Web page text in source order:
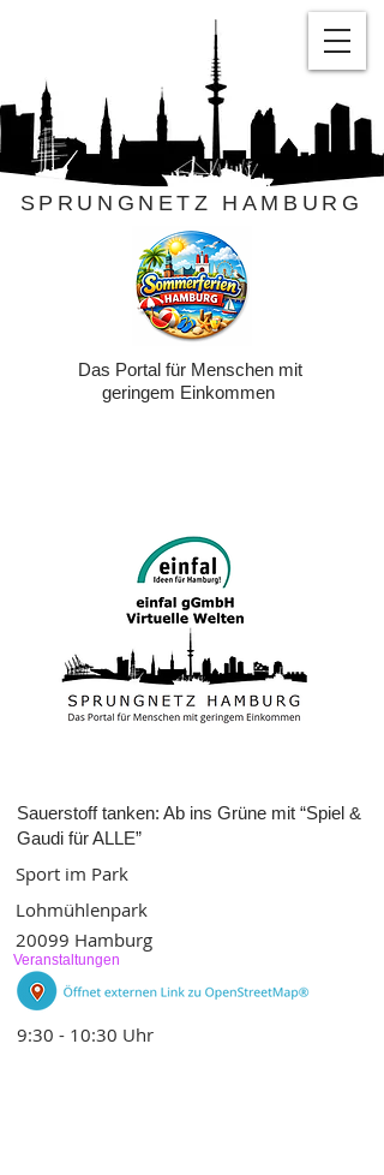
SPRUNGNETZ HAMBURG
Das Portal für Menschen mit
geringem Einkommen
Sauerstoff tanken: Ab ins Grüne mit “Spiel &
Gaudi für ALLE”
Sport im Park
Veranstaltungen
Lohmühlenpark
20099 Hamburg
9:30 - 10:30 Uhr